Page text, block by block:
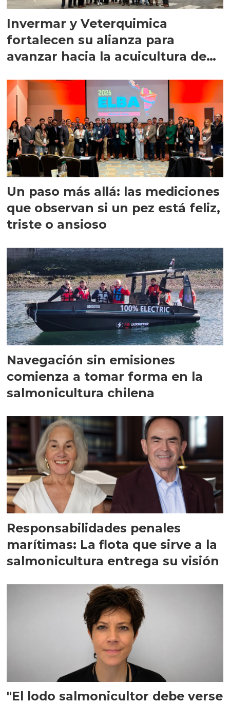
Invermar y Veterquimica
fortalecen su alianza para
avanzar hacia la acuicultura de
Un paso más allá: las mediciones
que observan si un pez está feliz,
triste o ansioso
Navegación sin emisiones
comienza a tomar forma en la
salmonicultura chilena
Responsabilidades penales
marítimas: La flota que sirve a la
salmonicultura entrega su visión
"El lodo salmonicultor debe verse